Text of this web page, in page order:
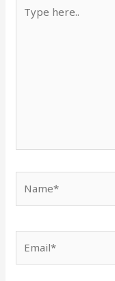
here..